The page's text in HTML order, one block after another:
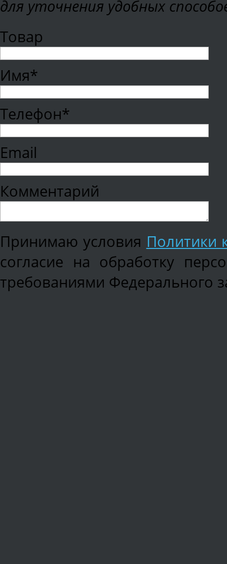
для уточнения удобных
Товар
Имя*
Телефон*
Email
Комментарий
Принимаю условия Политики
согласие на обработку
требованиями Федерального